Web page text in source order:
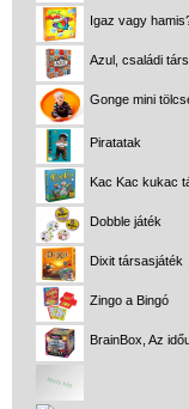
Igaz vagy
Azul, családi
Gonge mini
Piratatak
Kac Kac kukac
Dobble játék
Dixit társasjáték
Zingo a Bingó
BrainBox, Az